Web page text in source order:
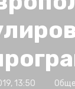
13:50